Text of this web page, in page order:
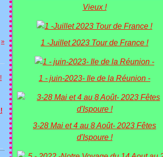
Vieux !
1 -Juillet 2023 Tour de France !
1 - juin-2023- Ile de la Réunion -
3-28 Mai et 4 au 8 Août- 2023 Fêtes
d'Ispoure !